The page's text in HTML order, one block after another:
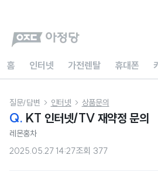
홈 인터넷 가전렌탈 휴대폰
질문/답변  인터넷  상품문의
Q. KT 인터넷/TV 재약정 문의
레몬홍차
2025.05.27 14:27조회 377